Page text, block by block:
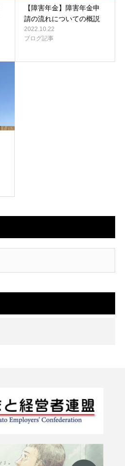
【障害年金】障害年金申
請の流れについての概説
2022.10.22
ブログ記事